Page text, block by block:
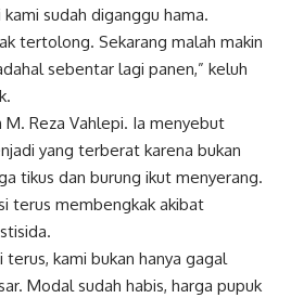
sudah diganggu hama.
tertolong. Sekarang malah makin
sebentar lagi panen,” keluh
M. Reza Vahlepi. Ia menyebut
yang terberat karena bukan
tikus dan burung ikut menyerang.
terus membengkak akibat
terus, kami bukan hanya gagal
Modal sudah habis, harga pupuk